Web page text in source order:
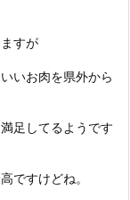
すが
いお肉を県外から
足してるようです
ですけどね。